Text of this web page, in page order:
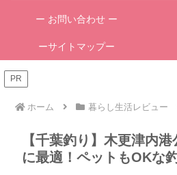
ー お問い合わせ ー
ーサイトマップー
PR
ホーム 暮らし生活レビュー
【千葉釣り】木更津内
に最適！ペットもOKな